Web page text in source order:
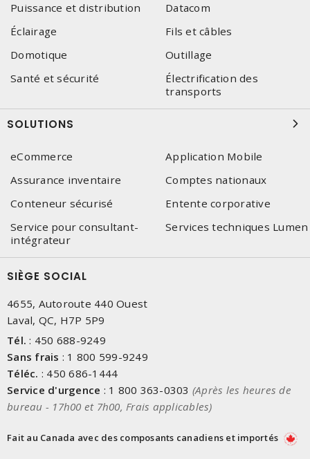
Puissance et distribution
Datacom
Éclairage
Fils et câbles
Domotique
Outillage
Santé et sécurité
Électrification des
transports
SOLUTIONS
eCommerce
Application Mobile
Assurance inventaire
Comptes nationaux
Conteneur sécurisé
Entente corporative
Service pour consultant-
intégrateur
Services techniques Lumen
SIÈGE SOCIAL
4655, Autoroute 440 Ouest
Laval, QC, H7P 5P9
Tél. : 450 688-9249
Sans frais : 1 800 599-9249
Téléc. : 450 686-1444
Service d'urgence : 1 800 363-0303 (Après les heures de
bureau - 17h00 et 7h00, Frais applicables)
Fait au Canada avec des composants canadiens et importés